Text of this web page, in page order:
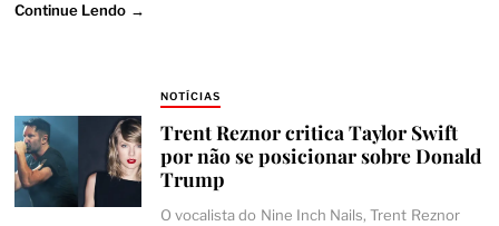
Continue Lendo →
NOTÍCIAS
Trent Reznor critica Taylor Swift
por não se posicionar sobre Donald
Trump
O vocalista do Nine Inch Nails, Trent Reznor